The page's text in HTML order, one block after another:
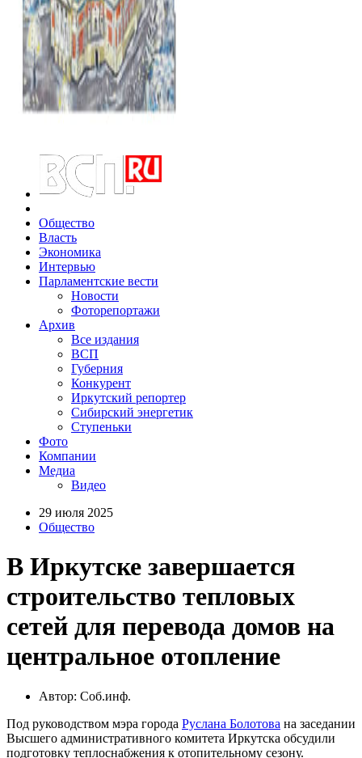
Общество
Власть
Экономика
Интервью
Парламентские вести
Новости
Фоторепортажи
Архив
Все издания
ВСП
Губерния
Конкурент
Иркутский репортер
Сибирский энергетик
Ступеньки
Фото
Компании
Медиа
Видео
29 июля 2025
Общество
В Иркутске завершается
строительство тепловых
сетей для перевода домов на
центральное отопление
Автор: Соб.инф.
Под руководством мэра города Руслана Болотова на заседании
Высшего административного комитета Иркутска обсудили
подготовку теплоснабжения к отопительному сезону.